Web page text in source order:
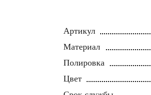
Артикул
Материал
Полировка
Цвет